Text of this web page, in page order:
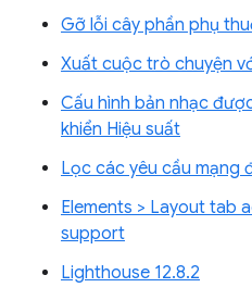
Gỡ lỗi cây phần phụ
Xuất cuộc trò chuyện
Cấu hình bản nhạc
khiển Hiệu suất
Lọc các yêu cầu mạng
Elements > Layout tab
support
Lighthouse 12.8.2